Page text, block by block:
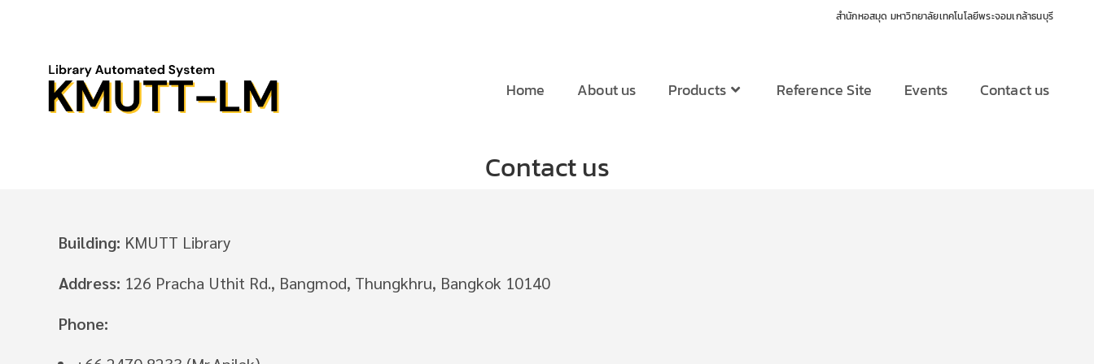
สำนักหอสมุด มหาวิทยาลัยเทคโนโลยีพระจอมเกล้าธนบุรี
Home About us Products Reference Site Events Contact us
Contact us
Building: KMUTT Library
Address: 126 Pracha Uthit Rd., Bangmod, Thungkhru, Bangkok 10140
Phone: